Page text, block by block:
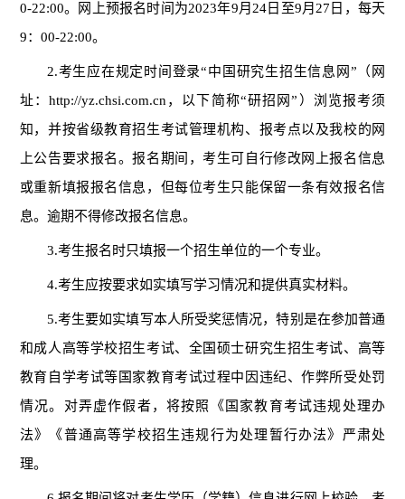
0-22:00。网上预报名时间为2023年9月24日至9月27日，每天
9：00-22:00。
2.考生应在规定时间登录“中国研究生招生信息网”（网
址：http://yz.chsi.com.cn，以下简称“研招网”）浏览报考须
知，并按省级教育招生考试管理机构、报考点以及我校的网
上公告要求报名。报名期间，考生可自行修改网上报名信息
或重新填报报名信息，但每位考生只能保留一条有效报名信
息。逾期不得修改报名信息。
3.考生报名时只填报一个招生单位的一个专业。
4.考生应按要求如实填写学习情况和提供真实材料。
5.考生要如实填写本人所受奖惩情况，特别是在参加普通
和成人高等学校招生考试、全国硕士研究生招生考试、高等
教育自学考试等国家教育考试过程中因违纪、作弊所受处罚
情况。对弄虚作假者，将按照《国家教育考试违规处理办
法》《普通高等学校招生违规行为处理暂行办法》严肃处
理。